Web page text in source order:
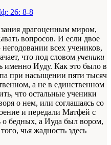
26: 8-8
драгоценным миром,
вопросов. И если двое
негодовании всех учеников,
что под словом ученики
именно Иуду. Как это было в
при насыщении пяти тысяч
а не в единственном
что остальные ученики
о нем, или соглашаясь со
и передали Матфей с
бедных, а Иуда был вором,
чья жадность здесь